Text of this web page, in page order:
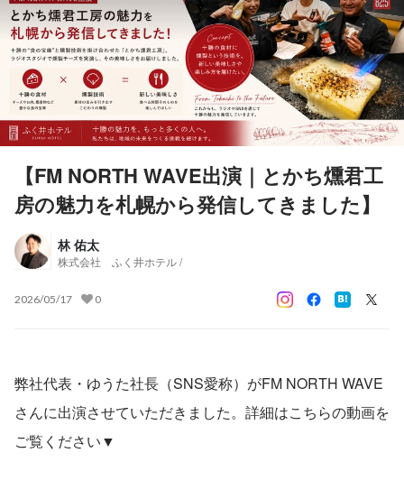
【FM NORTH WAVE出演｜とかち燻君工
房の魅力を札幌から発信してきました】
林 佑太
株式会社 ふく井ホテル /
2026/05/17 0
弊社代表・ゆうた社長（SNS愛称）がFM NORTH WAVE
さんに出演させていただきました。詳細はこちらの動画を
ご覧ください▼